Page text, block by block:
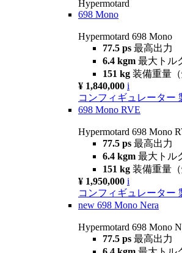
Hypermotard
698 Mono
Hypermotard 698 Mono
77.5 ps 最高出力
6.4 kgm 最大トル
151 kg 装備重量（
¥ 1,840,000 i
コンフィギュレーター
698 Mono RVE
Hypermotard 698 Mono
77.5 ps 最高出力
6.4 kgm 最大トル
151 kg 装備重量（
¥ 1,950,000 i
コンフィギュレーター
new 698 Mono Nera
Hypermotard 698 Mono
77.5 ps 最高出力